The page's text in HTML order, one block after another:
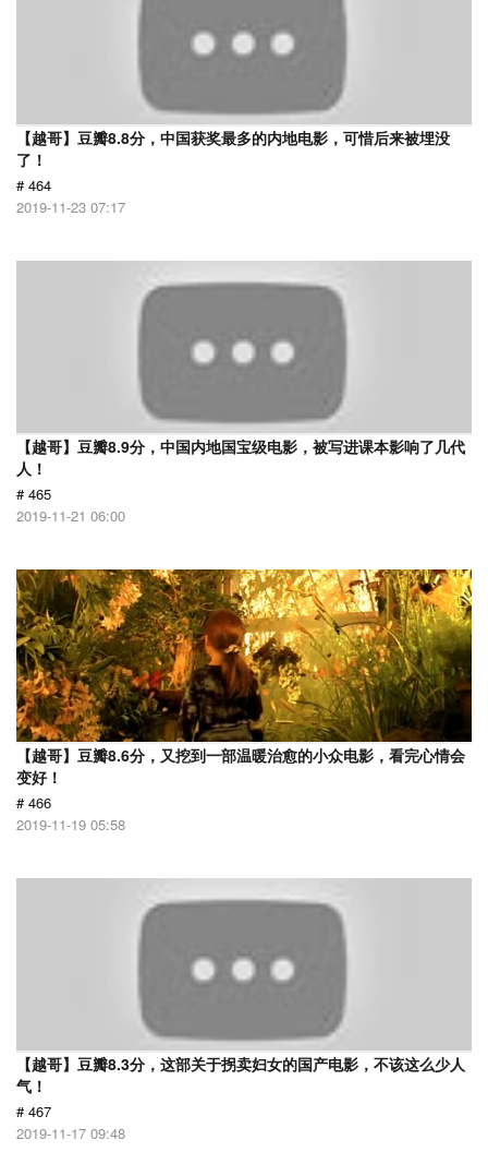
【越哥】豆瓣8.8分，中国获奖最多的内地电影，可惜后来被埋没
了！
# 464
2019-11-23 07:17
【越哥】豆瓣8.9分，中国内地国宝级电影，被写进课本影响了几代
人！
# 465
2019-11-21 06:00
【越哥】豆瓣8.6分，又挖到一部温暖治愈的小众电影，看完心情会
变好！
# 466
2019-11-19 05:58
【越哥】豆瓣8.3分，这部关于拐卖妇女的国产电影，不该这么少人
气！
# 467
2019-11-17 09:48